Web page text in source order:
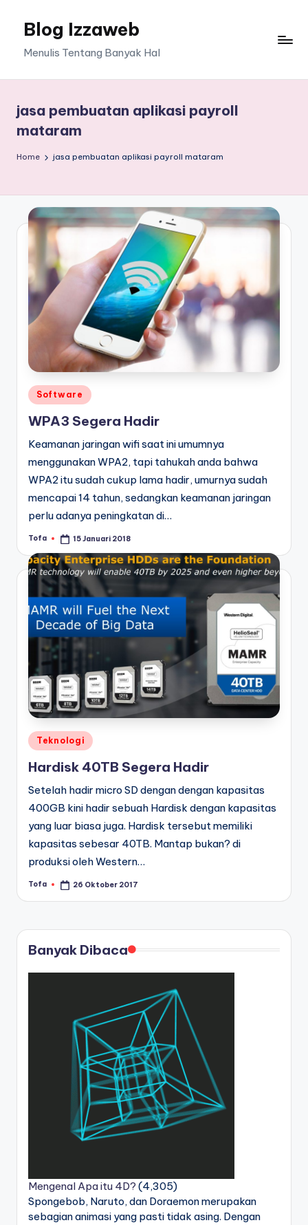
Blog Izzaweb
Menulis Tentang Banyak Hal
jasa pembuatan aplikasi payroll
mataram
Home jasa pembuatan aplikasi payroll mataram
Posted
in
Software
WPA3 Segera Hadir
Keamanan jaringan wifi saat ini umumnya
menggunakan WPA2, tapi tahukah anda bahwa
WPA2 itu sudah cukup lama hadir, umurnya sudah
mencapai 14 tahun, sedangkan keamanan jaringan
perlu adanya peningkatan di…
Posted
Tofa 15 Januari 2018
Posted
Teknologi
Hardisk 40TB Segera Hadir
Setelah hadir micro SD dengan dengan kapasitas
400GB kini hadir sebuah Hardisk dengan kapasitas
yang luar biasa juga. Hardisk tersebut memiliki
kapasitas sebesar 40TB. Mantap bukan? di
produksi oleh Western…
Posted
Tofa 26 Oktober 2017
Banyak Dibaca
Mengenal Apa itu 4D? (4,305)
Spongebob, Naruto, dan Doraemon merupakan
sebagian animasi yang pasti tidak asing. Dengan